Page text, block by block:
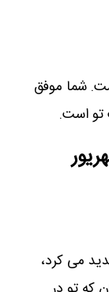
شما موفق
تو است.
می کرد،